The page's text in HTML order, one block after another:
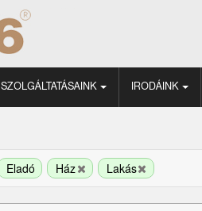
SZOLGÁLTATÁSAINK IRODÁINK
Eladó Ház Lakás